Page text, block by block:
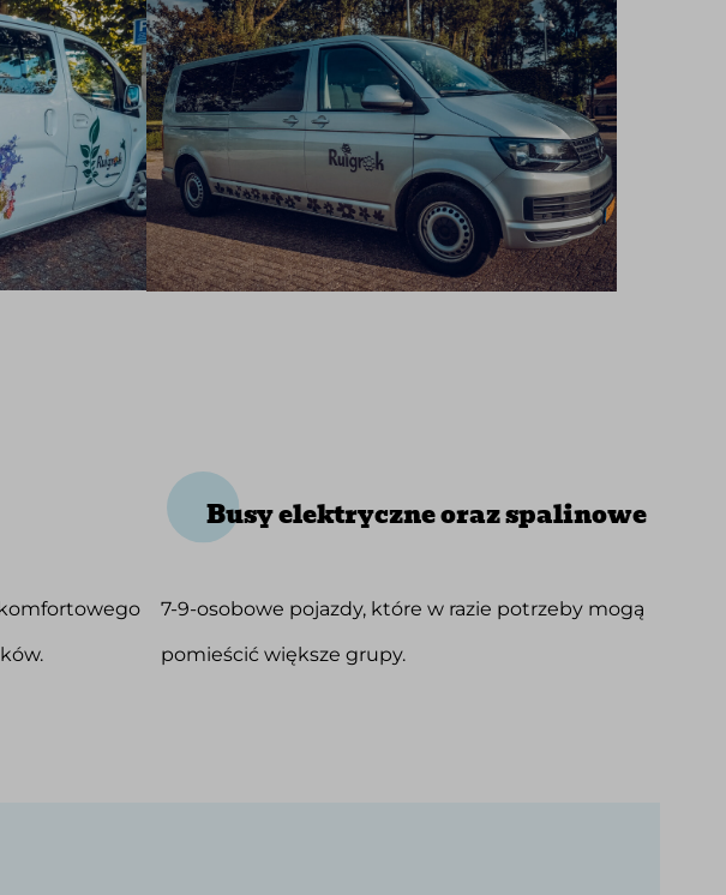
Busy elektryczne oraz spalinowe
7-9-osobowe pojazdy, które w razie potrzeby mogą
pomieścić większe grupy.